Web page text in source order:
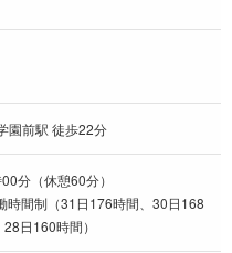
園前駅 徒歩22分
分（休憩60分）
時間制（31日176時間、30日168
日160時間）